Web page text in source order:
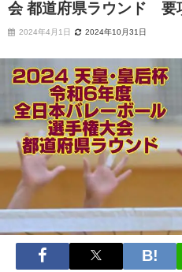
会 都道府県ラウンド 要
2024年4月1日 2024年10月31日